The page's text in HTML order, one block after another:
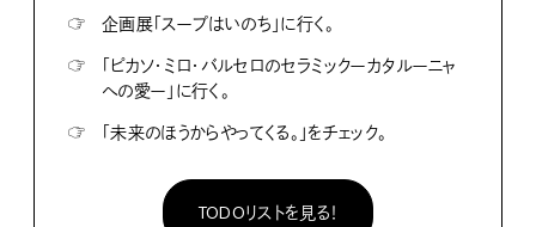
☞
企画展「スープはいのち」に行く。
☞
「ピカソ・ミロ・バルセロのセラミックーカタルーニャ
への愛ー」に行く。
☞
「未来のほうからやってくる。」をチェック。
TODOリストを見る！